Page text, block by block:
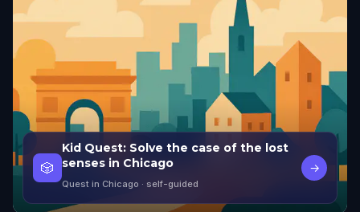
🎲
Kid Quest: Solve the case of the lost
senses in Chicago
Quest in Chicago · self-guided
→